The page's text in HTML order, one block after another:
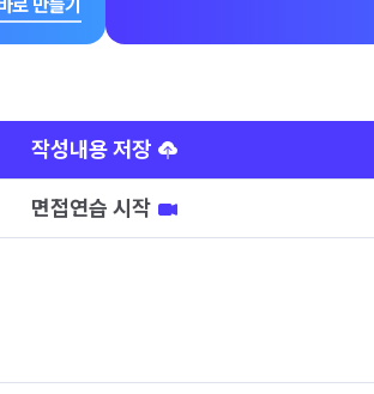
로 만들기
작성내용 저장
면접연습 시작